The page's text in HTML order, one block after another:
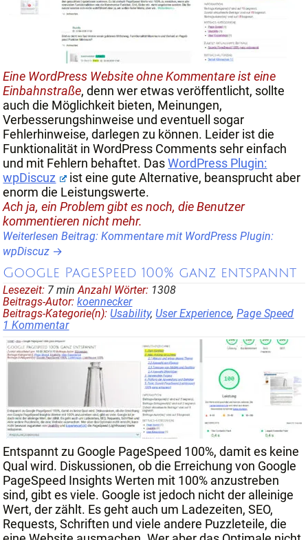
Eine WordPress Website ohne Kommentare ist eine
Einbahnstraße, denn wer etwas veröffentlicht, sollte
auch die Möglichkeit bieten, Meinungen,
Verbesserungshinweise und eventuell sogar
Fehlerhinweise, darlegen zu können. Leider ist die
Funktionalität in WordPress Comments sehr einfach
und mit Fehlern behaftet. DasWordPress Plugin:
wpDiscuz
ist eine gute Alternative, beansprucht aber
enorm die Leistungswerte.
Ach ja, ein Problem gibt es noch, die Benutzer
kommentieren nicht mehr.
Weiterlesen Beitrag: Kommentare mit WordPress Plugin:
wpDiscuz
Google PageSpeed 100% ganz entspannt
Lesezeit: 7 min Anzahl Wörter: 1308
Beitrags-Autor:koennecker
Beitrags-Kategorie(n): Usability, User Experience,Page Speed
1 Kommentar
Entspannt zu Google PageSpeed 100%, damit es keine
Qual wird. Diskussionen, ob die Erreichung von Google
PageSpeed Insights Werten mit 100% anzustreben
sind, gibt es viele. Google ist jedoch nicht der alleinige
Wert, der zählt. Es geht auch um Ladezeiten, SEO,
Requests, Schriften und viele andere Puzzleteile, die